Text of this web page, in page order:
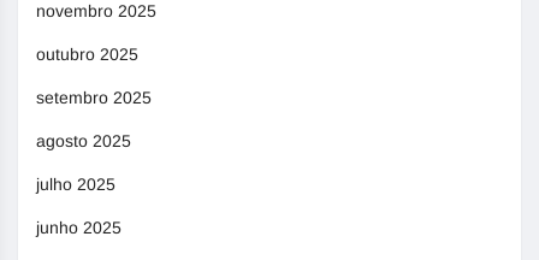
novembro 2025
outubro 2025
setembro 2025
agosto 2025
julho 2025
junho 2025